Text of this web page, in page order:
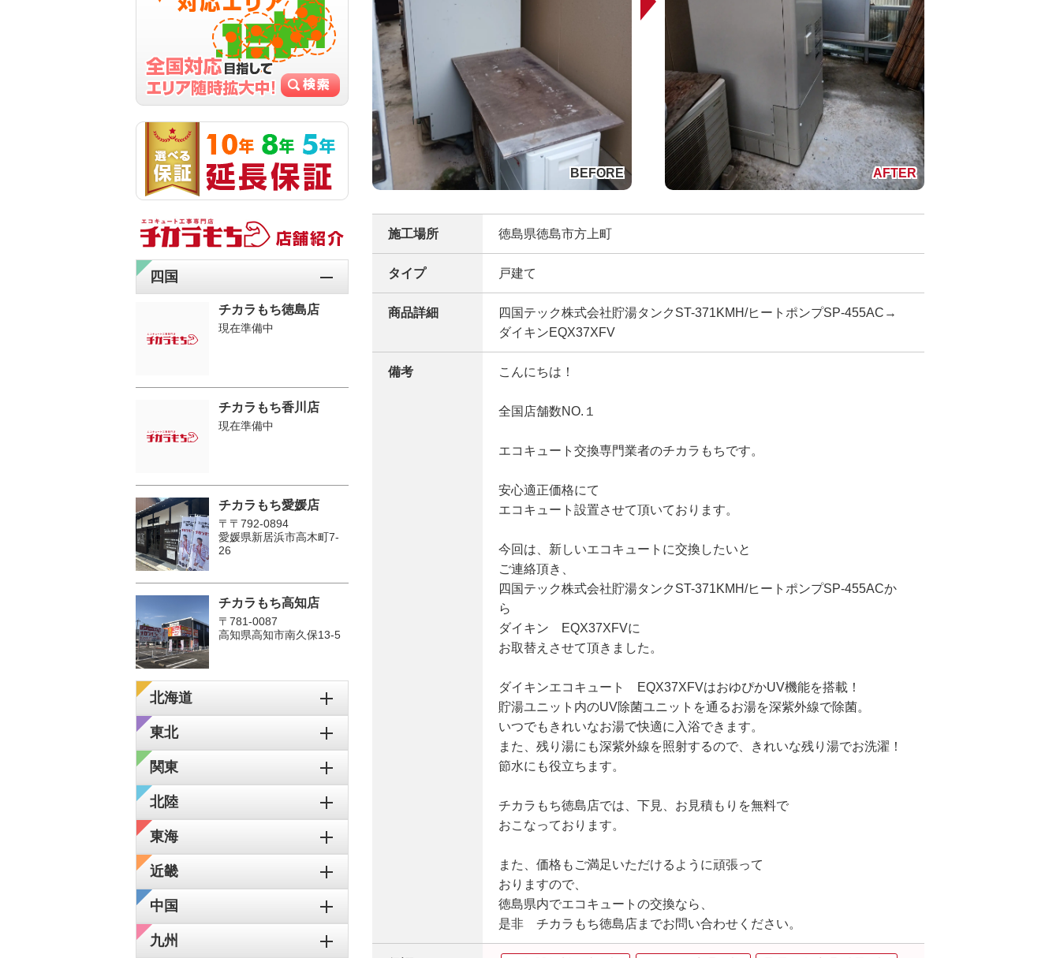
施工場所 徳島県徳島市方上町
タイプ 戸建て
商品詳細
四国テック株式会社貯湯タンクST-371KMH/ヒートポンプSP-455AC→
ダイキンEQX37XFV
備考 こんにちは！
全国店舗数NO.１
エコキュート交換専門業者のチカラもちです。
安心適正価格にて
エコキュート設置させて頂いております。
今回は、新しいエコキュートに交換したいと
ご連絡頂き、
四国テック株式会社貯湯タンクST-371KMH/ヒートポンプSP-455ACか
ら
ダイキン EQX37XFVに
お取替えさせて頂きました。
ダイキンエコキュート EQX37XFVはおゆぴかUV機能を搭載！
貯湯ユニット内のUV除菌ユニットを通るお湯を深紫外線で除菌。
いつでもきれいなお湯で快適に入浴できます。
また、残り湯にも深紫外線を照射するので、きれいな残り湯でお洗濯！
節水にも役立ちます。
チカラもち徳島店では、下見、お見積もりを無料で
おこなっております。
また、価格もご満足いただけるように頑張って
おりますので、
徳島県内でエコキュートの交換なら、
是非 チカラもち徳島店までお問い合わせください。
四国
チカラもち徳島店
現在準備中
チカラもち香川店
現在準備中
チカラもち愛媛店
〒〒792-0894
愛媛県新居浜市高木町7-
26
チカラもち高知店
〒781-0087
高知県高知市南久保13-5
北海道
東北
関東
北陸
東海
近畿
中国
九州